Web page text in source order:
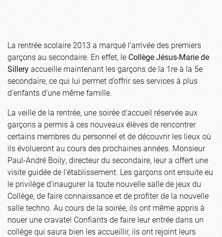
La rentrée scolaire 2013 a marqué l’arrivée des premiers
garçons au secondaire. En effet, leCollège Jésus-Marie de
Silleryaccueille maintenant les garçons de la 1re à la 5e
secondaire, ce qui lui permet d’offrir ses services à plus
d’enfants d’une même famille.
La veille de la rentrée, une soirée d’accueil réservée aux
garçons a permis à ces nouveaux élèves de rencontrer
certains membres du personnel et de découvrir les lieux où
ils évolueront au cours des prochaines années. Monsieur
Paul-André Boily, directeur du secondaire, leur a offert une
visite guidée de l’établissement. Les garçons ont ensuite eu
le privilège d’inaugurer la toute nouvelle salle de jeux du
Collège, de faire connaissance et de profiter de la nouvelle
salle techno. Au cours de la soirée, ils ont même appris à
nouer une cravate! Confiants de faire leur entrée dans un
collège qui saura bien les accueillir, ils ont rejoint leurs